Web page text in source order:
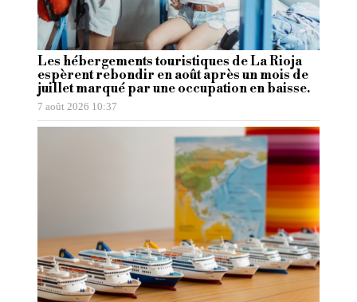
Les hébergements touristiques de La Rioja
espèrent rebondir en août après un mois de
juillet marqué par une occupation en baisse.
7 août 2026 10:37